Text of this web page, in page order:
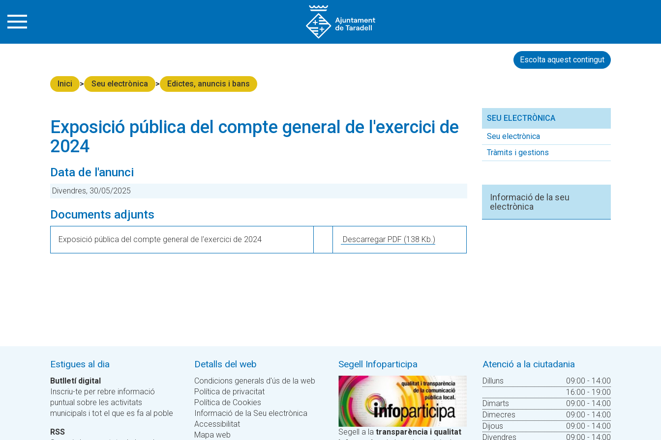
Escolta aquest contingut
Inici Seu electrònica Edictes, anuncis i bans
Exposició pública del compte general de l'exercici de
2024
Data de l'anunci
Divendres, 30/05/2025
Documents adjunts
Exposició pública del compte general de l'exercici de 2024 Descarregar PDF (138 Kb.)
SEU ELECTRÒNICA
Seu electrònica
Tràmits i gestions
Informació de la seu
electrònica
Estigues al dia
Butlletí digital
Inscriu-te per rebre informació
puntual sobre les activitats
municipals i tot el que es fa al poble
RSS
Detalls del web
Condicions generals d'ús de la web
Política de privacitat
Política de Cookies
Informació de la Seu electrònica
Accessibilitat
Mapa web
Segell Infoparticipa
Segell a la transparència i qualitat
Atenció a la ciutadania
Dilluns
09:00 - 14:00
16:00 - 19:00
Dimarts
09:00 - 14:00
Dimecres
09:00 - 14:00
Dijous
09:00 - 14:00
Divendres
09:00 - 14:00